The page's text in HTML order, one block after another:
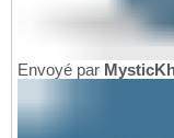
Envoyé par